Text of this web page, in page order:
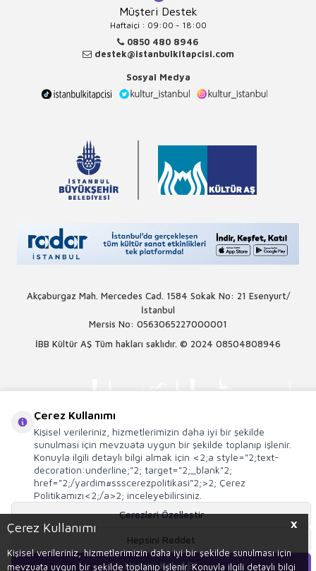
X
Çerez Kullanımı
Kişisel verileriniz, hizmetlerimizin daha iyi bir şekilde sunulması için
mevzuata uygun bir şekilde toplanıp işlenir. Konuyla ilgili detaylı bilgi
Müşteri Destek
Haftaiçi : 09:00 - 18:00
0850 480 8946
destek@istanbulkitapcisi.com
Sosyal Medya
Akçaburgaz Mah. Mercedes Cad. 1584 Sokak No: 21 Esenyurt/
İstanbul
Mersis No: 0563065227000001
İBB Kültür AŞ Tüm hakları saklıdır. © 2024 08504808946
E-Ticaret Sistemleriyle Hazırlanmıştır.
Çerez Kullanımı
Kişisel verileriniz, hizmetlerimizin daha iyi bir şekilde
sunulması için mevzuata uygun bir şekilde toplanıp işlenir.
Konuyla ilgili detaylı bilgi almak için <2;a style="2;text-
decoration:underline;"2; target="2;_blank"2;
href="2;/yardim#ssscerezpolitikasi"2;>2; Çerez
Politikamızı<2;/a>2; inceleyebilirsiniz.
Çerezleri Özelleştir
Hepsini Reddet
Hepsini Kabul Et